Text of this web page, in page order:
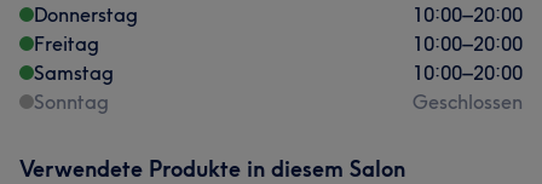
Donnerstag
10:00–20:00
Freitag
10:00–20:00
Samstag
10:00–20:00
Sonntag
Geschlossen
Verwendete Produkte in diesem Salon